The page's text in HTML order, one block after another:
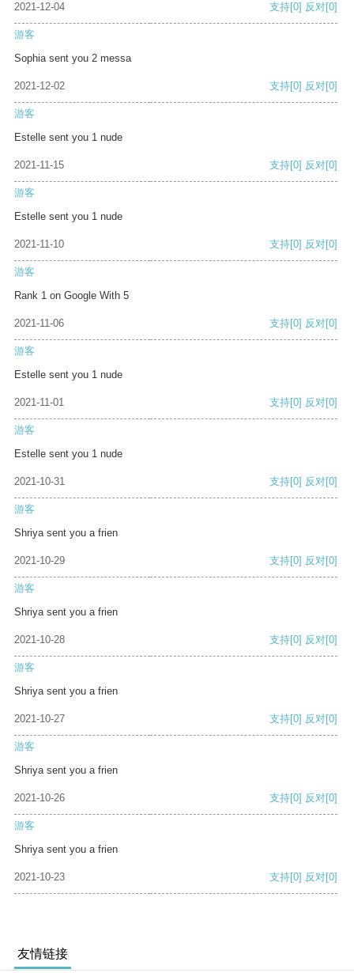
2021-12-04 支持[0] 反对[0]
游客
Sophia sent you 2 messa
2021-12-02 支持[0] 反对[0]
游客
Estelle sent you 1 nude
2021-11-15 支持[0] 反对[0]
游客
Estelle sent you 1 nude
2021-11-10 支持[0] 反对[0]
游客
Rank 1 on Google With 5
2021-11-06 支持[0] 反对[0]
游客
Estelle sent you 1 nude
2021-11-01 支持[0] 反对[0]
游客
Estelle sent you 1 nude
2021-10-31 支持[0] 反对[0]
游客
Shriya sent you a frien
2021-10-29 支持[0] 反对[0]
游客
Shriya sent you a frien
2021-10-28 支持[0] 反对[0]
游客
Shriya sent you a frien
2021-10-27 支持[0] 反对[0]
游客
Shriya sent you a frien
2021-10-26 支持[0] 反对[0]
游客
Shriya sent you a frien
2021-10-23 支持[0] 反对[0]
友情链接